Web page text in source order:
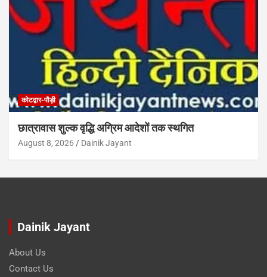
कोटद्वार-पौड़ी
छात्रावास शुल्क वृद्धि अग्रिम आदेशों तक स्थगित
August 8, 2026 Dainik Jayant
Dainik Jayant
About Us
Contact Us